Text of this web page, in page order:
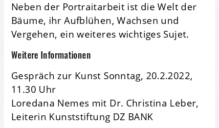
Neben der Portraitarbeit ist die Welt der
Bäume, ihr Aufblühen, Wachsen und
Vergehen, ein weiteres wichtiges Sujet.
Weitere Informationen
Gespräch zur Kunst Sonntag, 20.2.2022,
11.30 Uhr
Loredana Nemes mit Dr. Christina Leber,
Leiterin Kunststiftung DZ BANK